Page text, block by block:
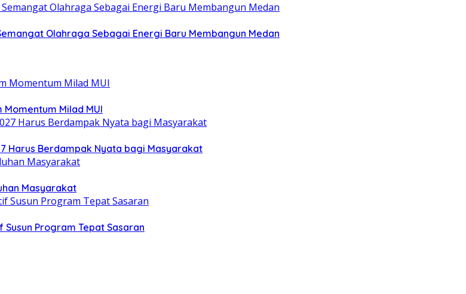
Olahraga Sebagai Energi Baru Membangun Medan
Milad MUI
Harus Berdampak Nyata bagi Masyarakat
Masyarakat
Susun Program Tepat Sasaran